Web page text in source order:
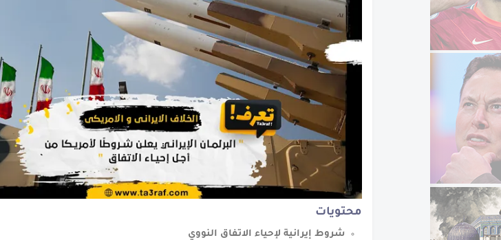
محتويات
شروط إيرانية لإحياء الاتفاق النووي